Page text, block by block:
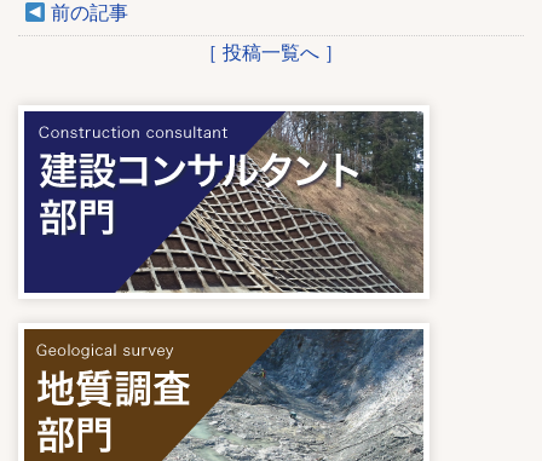
前の記事
［ 投稿一覧へ ］